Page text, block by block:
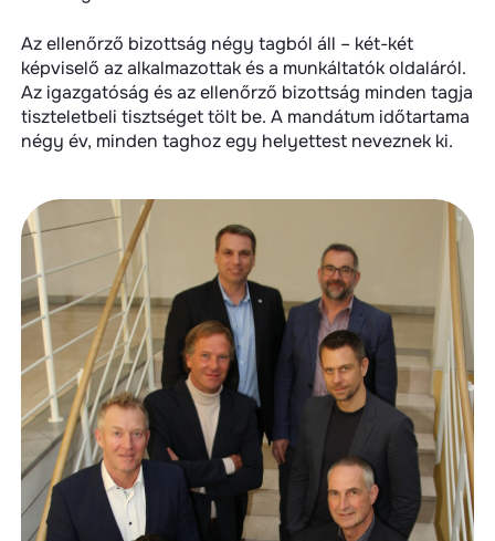
Az ellenőrző bizottság négy tagból áll – két-két
képviselő az alkalmazottak és a munkáltatók oldaláról.
Az igazgatóság és az ellenőrző bizottság minden tagja
tiszteletbeli tisztséget tölt be. A mandátum időtartama
négy év, minden taghoz egy helyettest neveznek ki.